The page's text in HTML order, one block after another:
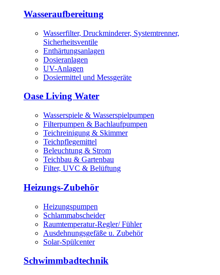
Wasseraufbereitung
Wasserfilter, Druckminderer, Systemtrenner,
Sicherheitsventile
Enthärtungsanlagen
Dosieranlagen
UV-Anlagen
Dosiermittel und Messgeräte
Oase Living Water
Wasserspiele & Wasserspielpumpen
Filterpumpen & Bachlaufpumpen
Teichreinigung & Skimmer
Teichpflegemittel
Beleuchtung & Strom
Teichbau & Gartenbau
Filter, UVC & Belüftung
Heizungs-Zubehör
Heizungspumpen
Schlammabscheider
Raumtemperatur-Regler/ Fühler
Ausdehnungsgefäße u. Zubehör
Solar-Spülcenter
Schwimmbadtechnik